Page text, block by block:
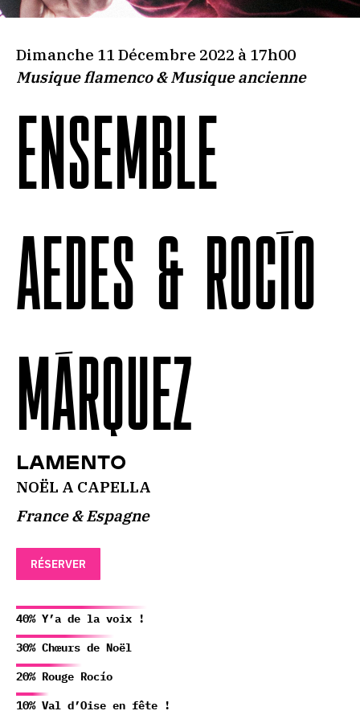
Dimanche 11 Décembre 2022 à 17h00
Musique flamenco & Musique ancienne
ENSEMBLE
AEDES & ROCÍO
MÁRQUEZ
Lamento
NOËL A CAPELLA
France & Espagne
RÉSERVER
40% Y’a de la voix !
30% Chœurs de Noël
20% Rouge Rocío
10% Val d’Oise en fête !